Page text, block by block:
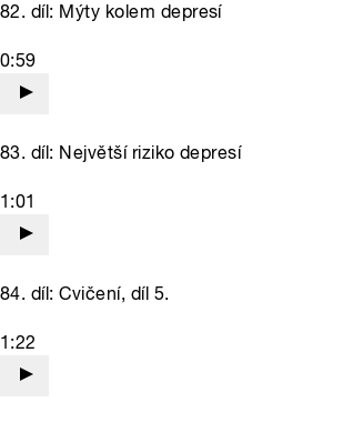
82. díl: Mýty kolem depresí
0:59
83. díl: Největší riziko depresí
1:01
84. díl: Cvičení, díl 5.
1:22